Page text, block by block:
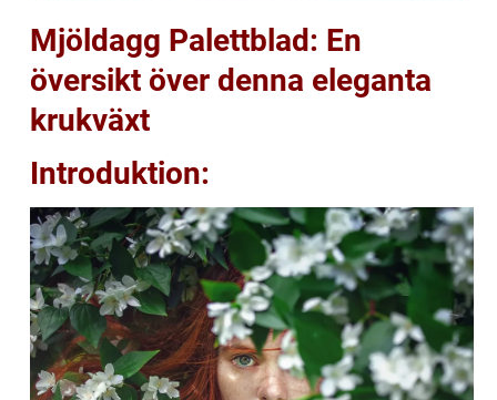
Mjöldagg Palettblad: En
översikt över denna eleganta
krukväxt
Introduktion: